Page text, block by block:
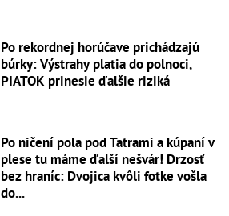
Po rekordnej horúčave prichádzajú
búrky: Výstrahy platia do polnoci,
PIATOK prinesie ďalšie riziká
Po ničení pola pod Tatrami a kúpaní v
plese tu máme ďalší nešvár! Drzosť
bez hraníc: Dvojica kvôli fotke vošla
do...